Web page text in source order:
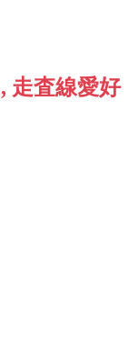
走査線愛好